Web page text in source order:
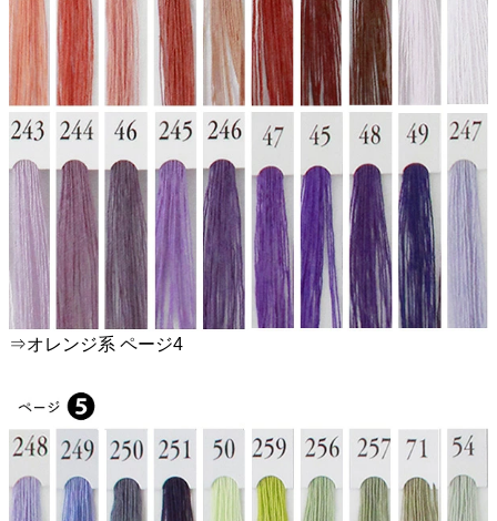
⇒オレンジ系 ページ4